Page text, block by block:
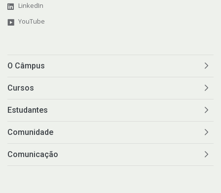
LinkedIn
YouTube
O Câmpus
Cursos
Estudantes
Comunidade
Comunicação